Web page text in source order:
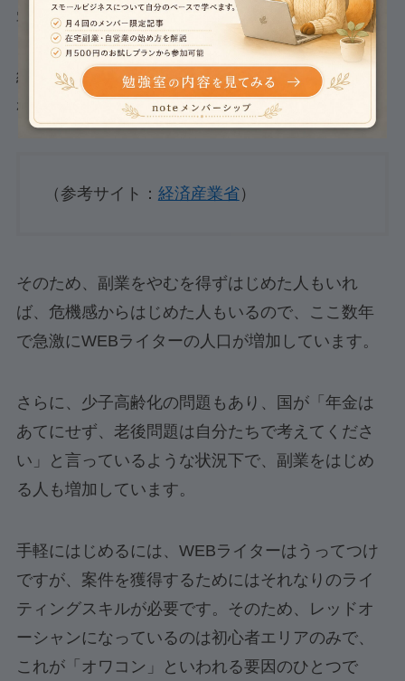
宅ワークやリモートワークを推奨する企業が増加
し、さらに、昨今の価格上昇のあおりを受けて、
経営が困難になり、規模の縮小や倒産に追い込ま
れている企業も少なくありません。
（参考サイト： 経済産業省）
そのため、副業をやむを得ずはじめた人もいれ
ば、危機感からはじめた人もいるので、ここ数年
で急激にWEBライターの人口が増加しています。
さらに、少子高齢化の問題もあり、国が「年金は
あてにせず、老後問題は自分たちで考えてくださ
い」と言っているような状況下で、副業をはじめ
る人も増加しています。
手軽にはじめるには、WEBライターはうってつけ
ですが、案件を獲得するためにはそれなりのライ
ティングスキルが必要です。そのため、レッドオ
ーシャンになっているのは初心者エリアのみで、
これが「オワコン」といわれる要因のひとつで